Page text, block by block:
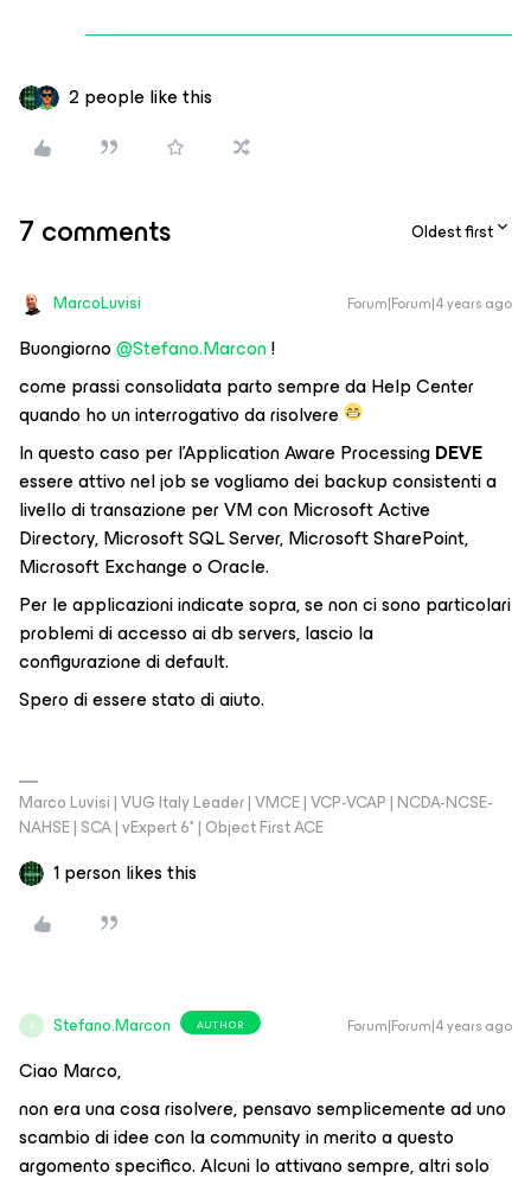
2 people like this
7 comments Oldest first
MarcoLuvisi Forum|Forum|4 years ago
Buongiorno@Stefano.Marcon!
come prassi consolidata parto sempre da Help Center
quando ho un interrogativo da risolvere
In questo caso per l’Application Aware ProcessingDEVE
essere attivo nel job se vogliamo dei backup consistenti a
livello di transazione per VM con Microsoft Active
Directory, Microsoft SQL Server, Microsoft SharePoint,
Microsoft Exchange o Oracle.
Per le applicazioni indicate sopra, se non ci sono particolari
problemi di accesso ai db servers, lascio la
configurazione di default.
Spero di essere stato di aiuto.
Marco Luvisi | VUG Italy Leader | VMCE | VCP-VCAP | NCDA-NCSE-
NAHSE | SCA | vExpert 6* | Object First ACE
1 person likes this
S Stefano.Marcon AUTHOR Forum|Forum|4 years ago
Ciao Marco,
non era una cosa risolvere, pensavo semplicemente ad uno
scambio di idee con la community in merito a questo
argomento specifico. Alcuni lo attivano sempre, altri solo